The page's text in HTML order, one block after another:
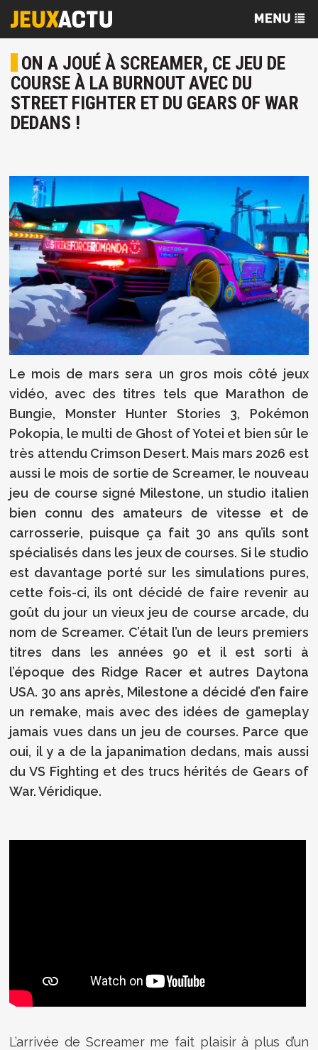
ON A JOUÉ À SCREAMER, CE JEU DE
COURSE À LA BURNOUT AVEC DU
STREET FIGHTER ET DU GEARS OF WAR
DEDANS !
Le mois de mars sera un gros mois côté jeux
vidéo, avec des titres tels que Marathon de
Bungie, Monster Hunter Stories 3, Pokémon
Pokopia, le multi de Ghost of Yotei et bien sûr le
très attendu Crimson Desert. Mais mars 2026 est
aussi le mois de sortie de Screamer, le nouveau
jeu de course signé Milestone, un studio italien
bien connu des amateurs de vitesse et de
carrosserie, puisque ça fait 30 ans qu’ils sont
spécialisés dans les jeux de courses. Si le studio
est davantage porté sur les simulations pures,
cette fois-ci, ils ont décidé de faire revenir au
goût du jour un vieux jeu de course arcade, du
nom de Screamer. C’était l’un de leurs premiers
titres dans les années 90 et il est sorti à
l’époque des Ridge Racer et autres Daytona
USA. 30 ans après, Milestone a décidé d’en faire
un remake, mais avec des idées de gameplay
jamais vues dans un jeu de courses. Parce que
oui, il y a de la japanimation dedans, mais aussi
du VS Fighting et des trucs hérités de Gears of
War. Véridique.
L’arrivée de Screamer me fait plaisir à plus d’un